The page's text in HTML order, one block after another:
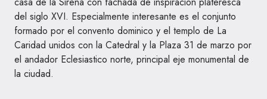
del siglo XVI. Especialmente interesante es el conjunto
formado por el convento dominico y el templo de La
Caridad unidos con la Catedral y la Plaza 31 de marzo por
el andador Eclesiastico norte, principal eje monumental de
la ciudad.